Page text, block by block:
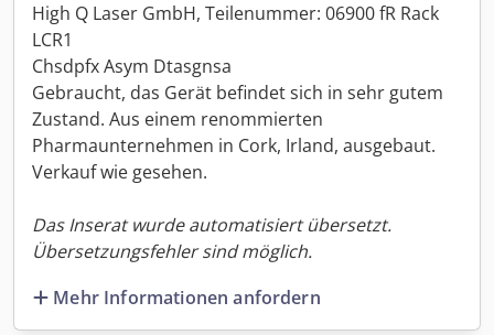
High Q Laser GmbH, Teilenummer: 06900 fR Rack
LCR1
Chsdpfx Asym Dtasgnsa
Gebraucht, das Gerät befindet sich in sehr gutem
Zustand. Aus einem renommierten
Pharmaunternehmen in Cork, Irland, ausgebaut.
Verkauf wie gesehen.
Das Inserat wurde automatisiert übersetzt.
Übersetzungsfehler sind möglich.
Mehr Informationen anfordern